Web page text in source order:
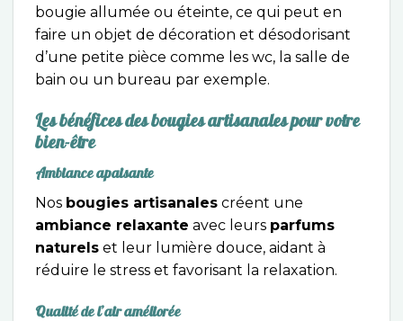
bougie allumée ou éteinte, ce qui peut en
faire un objet de décoration et désodorisant
d’une petite pièce comme les wc, la salle de
bain ou un bureau par exemple.
Les bénéfices des bougies artisanales pour votre
bien-être
Ambiance apaisante
Nos bougies artisanales créent une
ambiance relaxante avec leurs parfums
naturels et leur lumière douce, aidant à
réduire le stress et favorisant la relaxation.
Qualité de l’air améliorée